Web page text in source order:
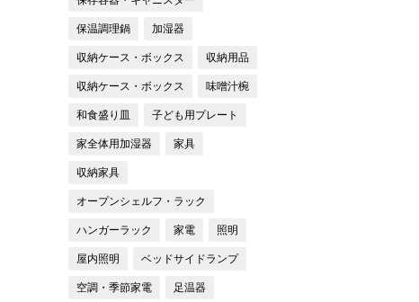
保温調理鍋 加湿器
収納ケース・ボックス 収納用品
収納ケース・ボックス 味噌汁椀
和食盛り皿 子ども用プレート
家全体用加湿器 家具
収納家具
オープンシェルフ・ラック
ハンガーラック 家電 照明
屋内照明 ベッドサイドランプ
空調・季節家電 足温器